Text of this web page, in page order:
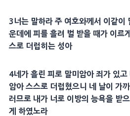
3너는 말하라 주 여호와께서 이같이
운데에 피를 흘려 벌 받을 때가 이르
스로 더럽히는 성아
4네가 흘린 피로 말미암아 죄가 있고
암아 스스로 더럽혔으니 네 날이 가
러므로 내가 너로 이방의 능욕을 받
게 하였노라